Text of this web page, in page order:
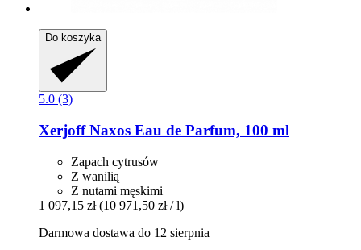
Do koszyka
5.0 (3)
XerjoffNaxos Eau de Parfum, 100 ml
Zapach cytrusów
Z wanilią
Z nutami męskimi
1 097,15 zł (10 971,50 zł / l)
Darmowa dostawa do 12 sierpnia